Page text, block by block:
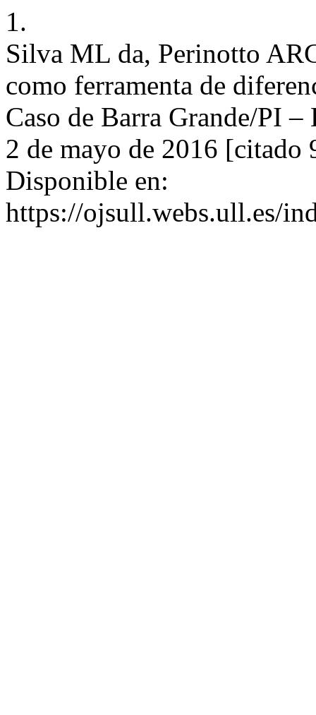
1.
Silva ML da, Perinotto
como ferramenta de
Caso de Barra Grande/PI
2 de mayo de 2016 [citado
Disponible en:
https://ojsull.webs.ull.es/